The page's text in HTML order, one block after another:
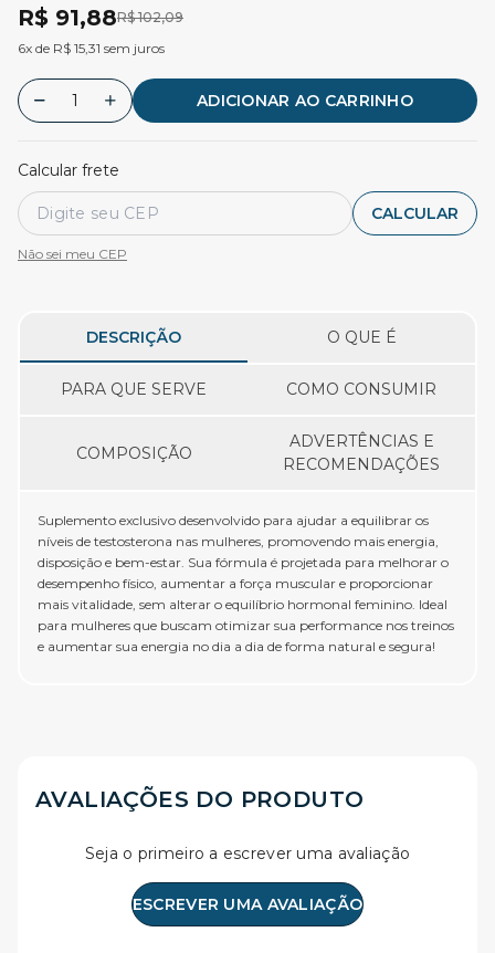
R$ 91,88R$ 102,09
6x de R$ 15,31 sem juros
ADICIONAR AO CARRINHO
Calcular frete
CALCULAR
Não sei meu CEP
DESCRIÇÃO O QUE É
PARA QUE SERVE COMO CONSUMIR
COMPOSIÇÃO
ADVERTÊNCIAS E
RECOMENDAÇÕES
Suplemento exclusivo desenvolvido para ajudar a equilibrar os
níveis de testosterona nas mulheres, promovendo mais energia,
disposição e bem-estar. Sua fórmula é projetada para melhorar o
desempenho físico, aumentar a força muscular e proporcionar
mais vitalidade, sem alterar o equilíbrio hormonal feminino. Ideal
para mulheres que buscam otimizar sua performance nos treinos
e aumentar sua energia no dia a dia de forma natural e segura!
AVALIAÇÕES DO PRODUTO
Seja o primeiro a escrever uma avaliação
ESCREVER UMA AVALIAÇÃO